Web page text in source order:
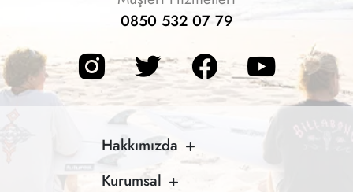
0850 532 07 79
Hakkımızda
Kurumsal